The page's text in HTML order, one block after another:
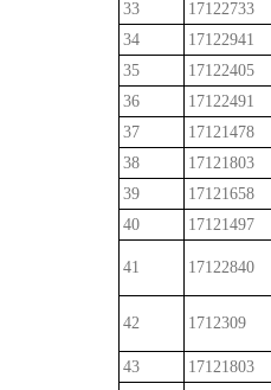
33
17122733
34
17122941
35
17122405
36
17122491
37
17121478
38
17121803
39
17121658
40
17121497
41 17122840
42 1712309
43 17121803